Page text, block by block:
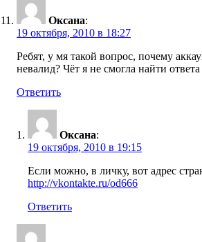
Оксана:
19 октября, 2010 в 18:27
Ребят, у мя такой вопрос, почему
невалид? Чёт я не смогла найти
Ответить
Оксана:
19 октября, 2010 в 19:15
Если можно, в личку, вот адрес
http://vkontakte.ru/od666
Ответить